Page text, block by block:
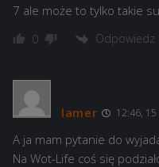
7 ale może to tylko takie
0 Odpowiedz
lamer 12:46,
A ja mam pytanie do
Na Wot-Life coś się